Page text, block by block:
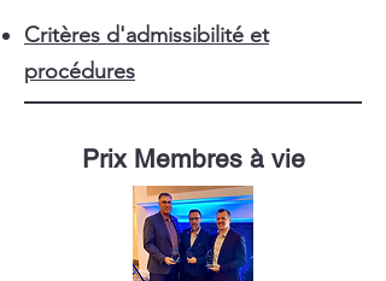
Critères d'admissibilité et
procédures
Prix Membres à vie